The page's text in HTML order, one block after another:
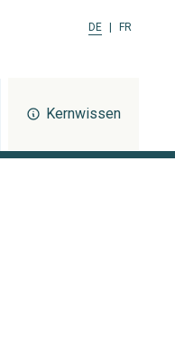
DE FR
Kernwissen